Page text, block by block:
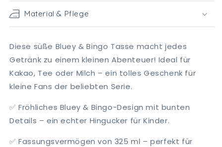
Material & Pflege
Diese süße Bluey & Bingo Tasse macht jedes
Getränk zu einem kleinen Abenteuer! Ideal für
Kakao, Tee oder Milch – ein tolles Geschenk für
kleine Fans der beliebten Serie.
✅ Fröhliches Bluey & Bingo-Design mit bunten
Details – ein echter Hingucker für Kinder.
✅ Fassungsvermögen von 325 ml – perfekt für